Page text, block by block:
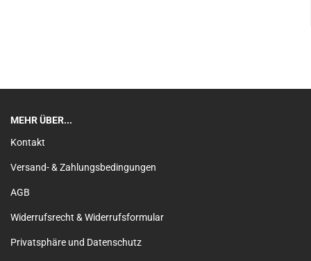
MEHR ÜBER...
Kontakt
Versand- & Zahlungsbedingungen
AGB
Widerrufsrecht & Widerrufsformular
Privatsphäre und Datenschutz